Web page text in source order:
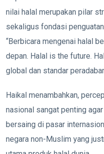
nilai halal merupakan pilar
sekaligus fondasi
“Berbicara mengenai halal
depan. Halal is the future.
global dan standar
Haikal menambahkan,
nasional sangat penting
bersaing di pasar
negara non-Muslim yang